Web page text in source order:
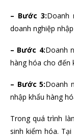
– Bước 3:Doanh
doanh nghiệp
– Bước 4:Doanh
hàng hóa cho đến
– Bước 5:Doanh
nhập khẩu hàng
Trong quá trình
sinh kiểm hóa.